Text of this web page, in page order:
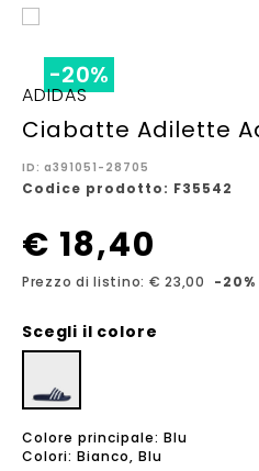
-20%
ADIDAS
Ciabatte Adilette
ID: a391051-28705
Codice prodotto: F35542
€ 18,40
Prezzo di listino: € 23,00 -20%
Scegli il colore
Colore principale: Blu
Colori: Bianco, Blu